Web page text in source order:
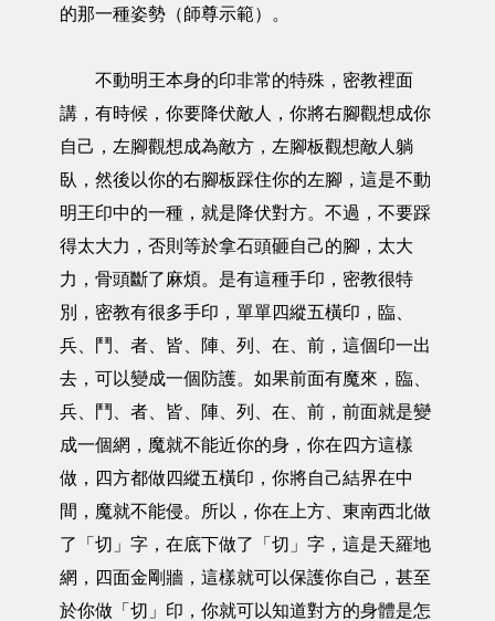
的那一種姿勢（師尊示範）。
不動明王本身的印非常的特殊，密教裡面
講，有時候，你要降伏敵人，你將右腳觀想成你
自己，左腳觀想成為敵方，左腳板觀想敵人躺
臥，然後以你的右腳板踩住你的左腳，這是不動
明王印中的一種，就是降伏對方。不過，不要踩
得太大力，否則等於拿石頭砸自己的腳，太大
力，骨頭斷了麻煩。是有這種手印，密教很特
別，密教有很多手印，單單四縱五橫印，臨、
兵、鬥、者、皆、陣、列、在、前，這個印一出
去，可以變成一個防護。如果前面有魔來，臨、
兵、鬥、者、皆、陣、列、在、前，前面就是變
成一個網，魔就不能近你的身，你在四方這樣
做，四方都做四縱五橫印，你將自己結界在中
間，魔就不能侵。所以，你在上方、東南西北做
了「切」字，在底下做了「切」字，這是天羅地
網，四面金剛牆，這樣就可以保護你自己，甚至
於你做「切」印，你就可以知道對方的身體是怎